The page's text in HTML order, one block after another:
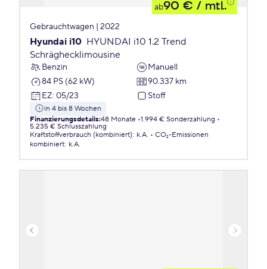
ab90 € / mtl.
Gebrauchtwagen | 2022
Hyundai i10 HYUNDAI i10 1.2 Trend
Schräghecklimousine
Benzin
Manuell
84 PS (62 kW)
90.337 km
EZ: 05/23 Stoff
in 4 bis 8 Wochen
Finanzierungsdetails:48 Monate 1.994 € Sonderzahlung
5.235 € Schlusszahlung
Kraftstoffverbrauch (kombiniert): k.A.
CO₂-Emissionen
kombiniert: k.A.